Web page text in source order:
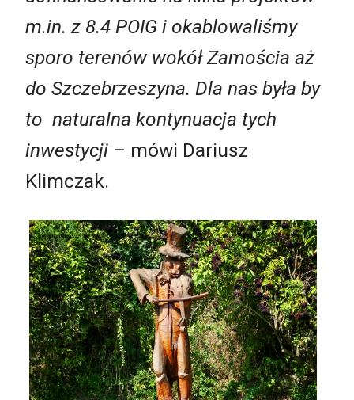
m.in. z 8.4 POIG i okablowaliśmy
sporo terenów wokół Zamościa aż
do Szczebrzeszyna. Dla nas była by
to naturalna kontynuacja tych
inwestycji – mówi Dariusz
Klimczak.